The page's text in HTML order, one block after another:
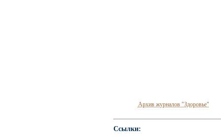
Архив журналов "Здоровье"
Ссылки: